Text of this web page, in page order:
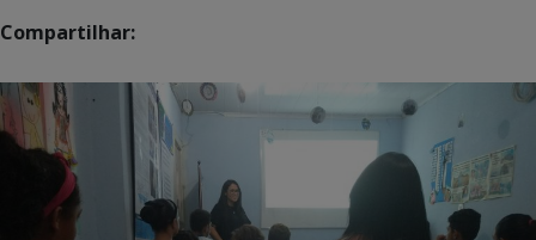
Compartilhar: